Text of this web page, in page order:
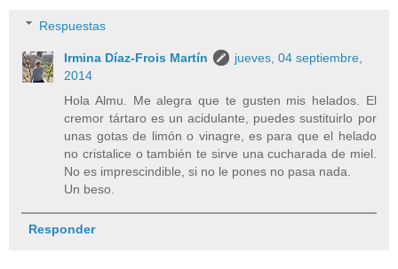
Respuestas
Irmina Díaz-Frois Martín
jueves, 04 septiembre,
2014
Hola Almu. Me alegra que te gusten mis helados. El
cremor tártaro es un acidulante, puedes sustituirlo por
unas gotas de limón o vinagre, es para que el helado
no cristalice o también te sirve una cucharada de miel.
No es imprescindible, si no le pones no pasa nada.
Un beso.
Responder